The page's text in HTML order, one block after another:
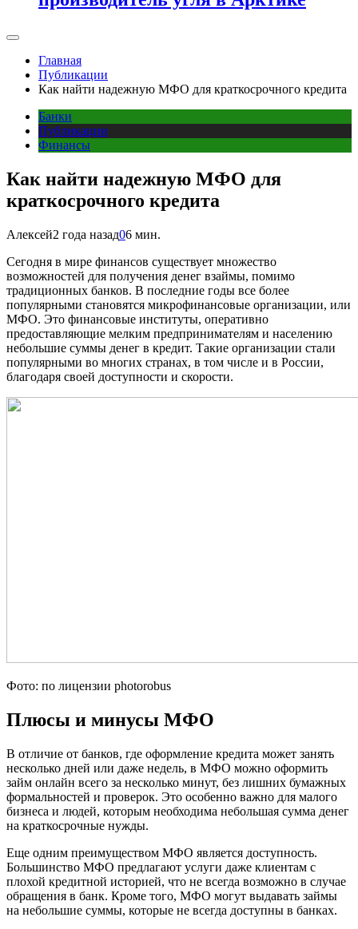
Главная
Публикации
Как найти надежную МФО для краткосрочного кредита
Банки
Публикации
Финансы
Как найти надежную МФО для
краткосрочного кредита
Алексей2 года назад06 мин.
Сегодня в мире финансов существует множество
возможностей для получения денег взаймы, помимо
традиционных банков. В последние годы все более
популярными становятся микрофинансовые организации, или
МФО. Это финансовые институты, оперативно
предоставляющие мелким предпринимателям и населению
небольшие суммы денег в кредит. Такие организации стали
популярными во многих странах, в том числе и в России,
благодаря своей доступности и скорости.
Фото: по лицензии photorobus
Плюсы и минусы МФО
В отличие от банков, где оформление кредита может занять
несколько дней или даже недель, в МФО можно оформить
займ онлайн всего за несколько минут, без лишних бумажных
формальностей и проверок. Это особенно важно для малого
бизнеса и людей, которым необходима небольшая сумма денег
на краткосрочные нужды.
Еще одним преимуществом МФО является доступность.
Большинство МФО предлагают услуги даже клиентам с
плохой кредитной историей, что не всегда возможно в случае
обращения в банк. Кроме того, МФО могут выдавать займы
на небольшие суммы, которые не всегда доступны в банках.